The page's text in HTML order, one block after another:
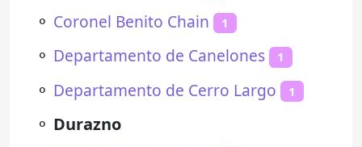
⚬ Coronel Benito Chain 1
⚬ Departamento de Canelones 1
⚬ Departamento de Cerro Largo 1
⚬ Durazno